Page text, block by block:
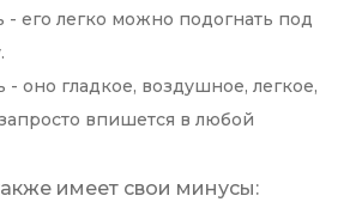
- его легко можно подогнать под
- оно гладкое, воздушное, легкое,
впишется в любой
имеет свои минусы: